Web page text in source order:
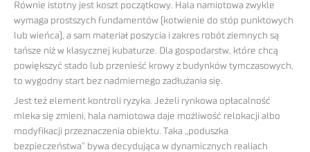
Równie istotny jest koszt początkowy. Hala namiotowa zwykle
wymaga prostszych fundamentów (kotwienie do stóp punktowych
lub wieńca), a sam materiał poszycia i zakres robót ziemnych są
tańsze niż w klasycznej kubaturze. Dla gospodarstw, które chcą
powiększyć stado lub przenieść krowy z budynków tymczasowych,
to wygodny start bez nadmiernego zadłużania się.
Jest też element kontroli ryzyka. Jeżeli rynkowa opłacalność
mleka się zmieni, hala namiotowa daje możliwość relokacji albo
modyfikacji przeznaczenia obiektu. Taka „poduszka
bezpieczeństwa” bywa decydująca w dynamicznych realiach